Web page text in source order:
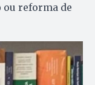
reforma de